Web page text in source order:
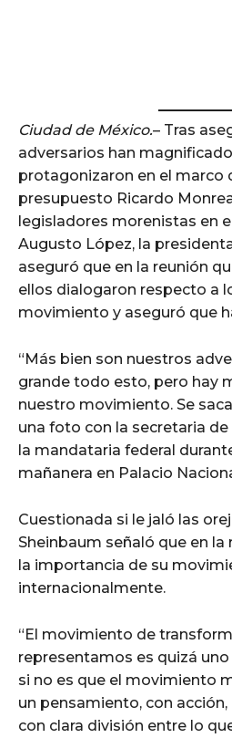
Ciudad de México.– Tras
adversarios han
protagonizaron en el marco
presupuesto Ricardo
legisladores morenistas en
Augusto López, la
aseguró que en la reunión
ellos dialogaron respecto a
movimiento y aseguró que
“Más bien son nuestros
grande todo esto, pero hay
nuestro movimiento. Se
una foto con la secretaria de
la mandataria federal
mañanera en Palacio
Cuestionada si le jaló las
Sheinbaum señaló que en la
la importancia de su
internacionalmente.
“El movimiento de
representamos es quizá
si no es que el movimiento
un pensamiento, con
con clara división entre lo